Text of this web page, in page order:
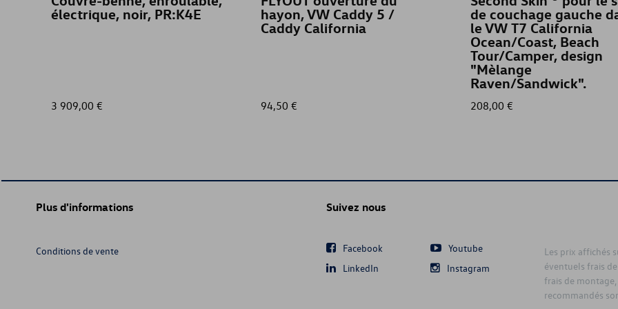
électrique, noir, PR:K4E
3 909,00 €
hayon, VW Caddy 5 /
Caddy California
94,50 €
de couchage gauche
le VW T7 California
Ocean/Coast, Beach
Tour/Camper, design
"Mèlange
Raven/Sandwick".
208,00 €
Plus d'informations
Conditions de vente
Suivez nous
Facebook
Youtube
LinkedIn
Instagram
Les prix affichés
éventuels frais
frais de
recommandés